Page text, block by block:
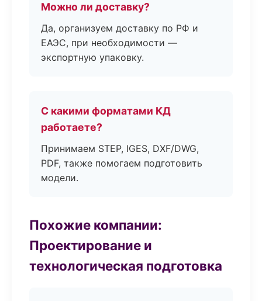
Можно ли доставку?
Да, организуем доставку по РФ и
ЕАЭС, при необходимости —
экспортную упаковку.
С какими форматами КД
работаете?
Принимаем STEP, IGES, DXF/DWG,
PDF, также помогаем подготовить
модели.
Похожие компании:
Проектирование и
технологическая подготовка